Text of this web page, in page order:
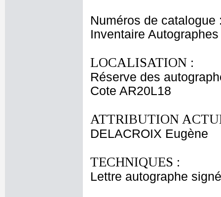
Numéros de catalogue
Inventaire
LOCALISATION :
Réserve des
Cote AR20L18
ATTRIBUTION
DELACROIX Eugène
TECHNIQUES :
Lettre autographe